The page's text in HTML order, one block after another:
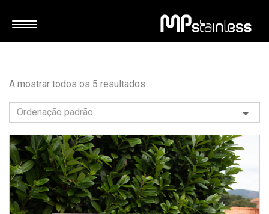
A mostrar todos os 5 resultados